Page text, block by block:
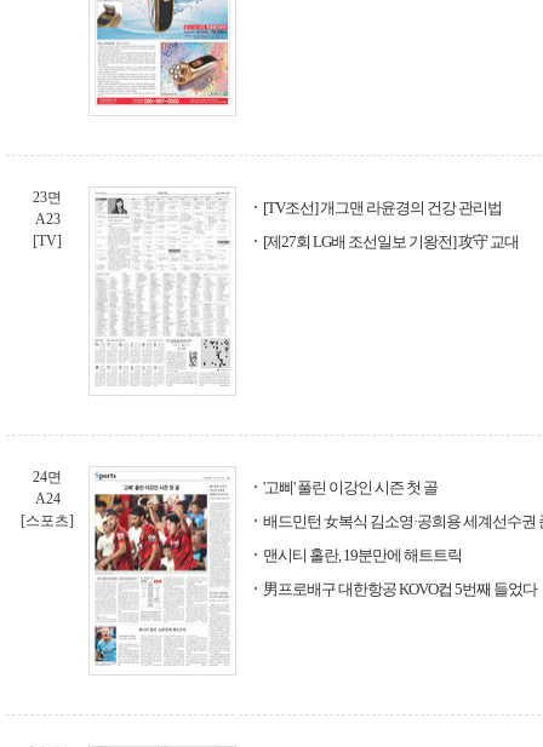
23면
A23
[TV]
[TV조선] 개그맨 라윤경의 건강 관리법
[제27회 LG배 조선일보 기왕전] 攻守 교대
24면
A24
[스포츠]
'고삐' 풀린 이강인 시즌 첫 골
배드민턴 女복식 김소영·공희용 세계선수권
맨시티 홀란, 19분만에 해트트릭
男프로배구 대한항공 KOVO컵 5번째 들었다